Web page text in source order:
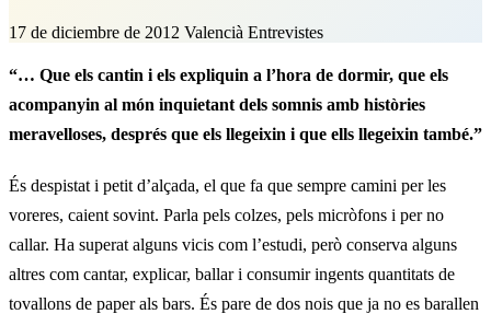
17 de diciembre de 2012 Valencià Entrevistes
“… Que els cantin i els expliquin a l’hora de dormir, que els
acompanyin al món inquietant dels somnis amb històries
meravelloses, després que els llegeixin i que ells llegeixin també.”
És despistat i petit d’alçada, el que fa que sempre camini per les
voreres, caient sovint. Parla pels colzes, pels micròfons i per no
callar. Ha superat alguns vicis com l’estudi, però conserva alguns
altres com cantar, explicar, ballar i consumir ingents quantitats de
tovallons de paper als bars. És pare de dos nois que ja no es barallen